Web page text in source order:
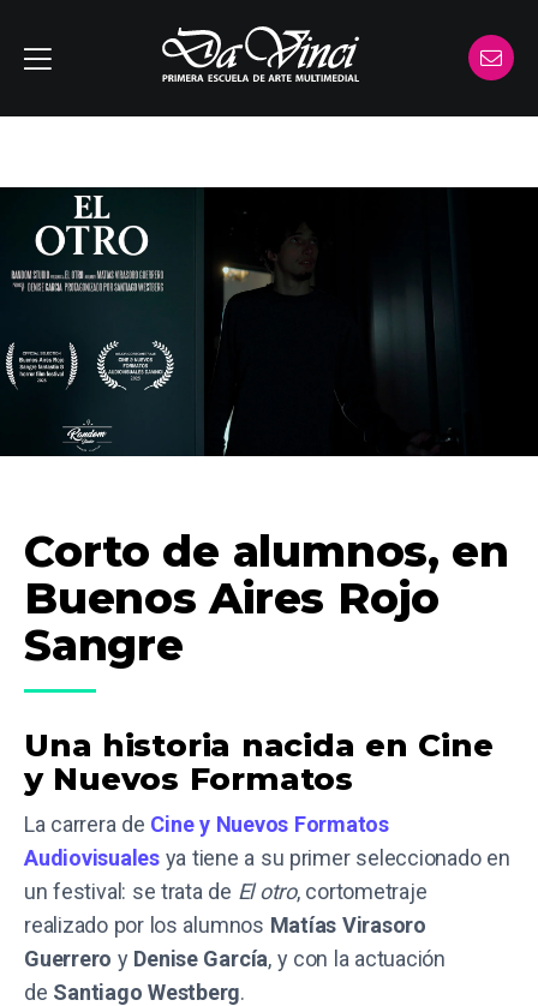
Corto de alumnos, en
Buenos Aires Rojo
Sangre
Una historia nacida en Cine
y Nuevos Formatos
La carrera de Cine y Nuevos Formatos
Audiovisualesya tiene a su primer seleccionado en
un festival: se trata de El otro, cortometraje
realizado por los alumnos Matías Virasoro
Guerrero y Denise García, y con la actuación
de Santiago Westberg.